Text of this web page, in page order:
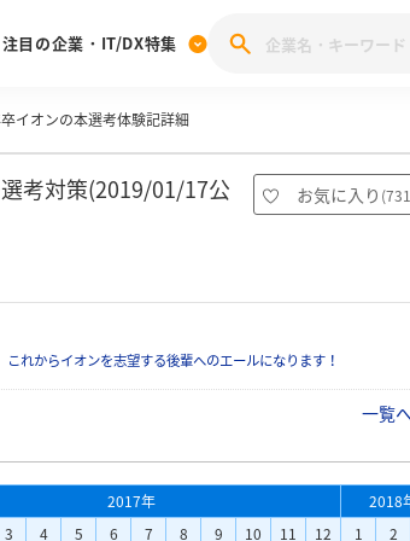
卒] 本選考体験記投稿キャンペーン
なのDX企業就職ブランド調査
みん
注目の企業・IT/DX特集
28
イオンの本選考体験記詳細
考対策(2019/01/17公
お気に入り (
れからイオンを志望する後輩へのエールになります！
一覧
2017年
2018
3 4 5 6 7 8 9 10 11 12 1 2